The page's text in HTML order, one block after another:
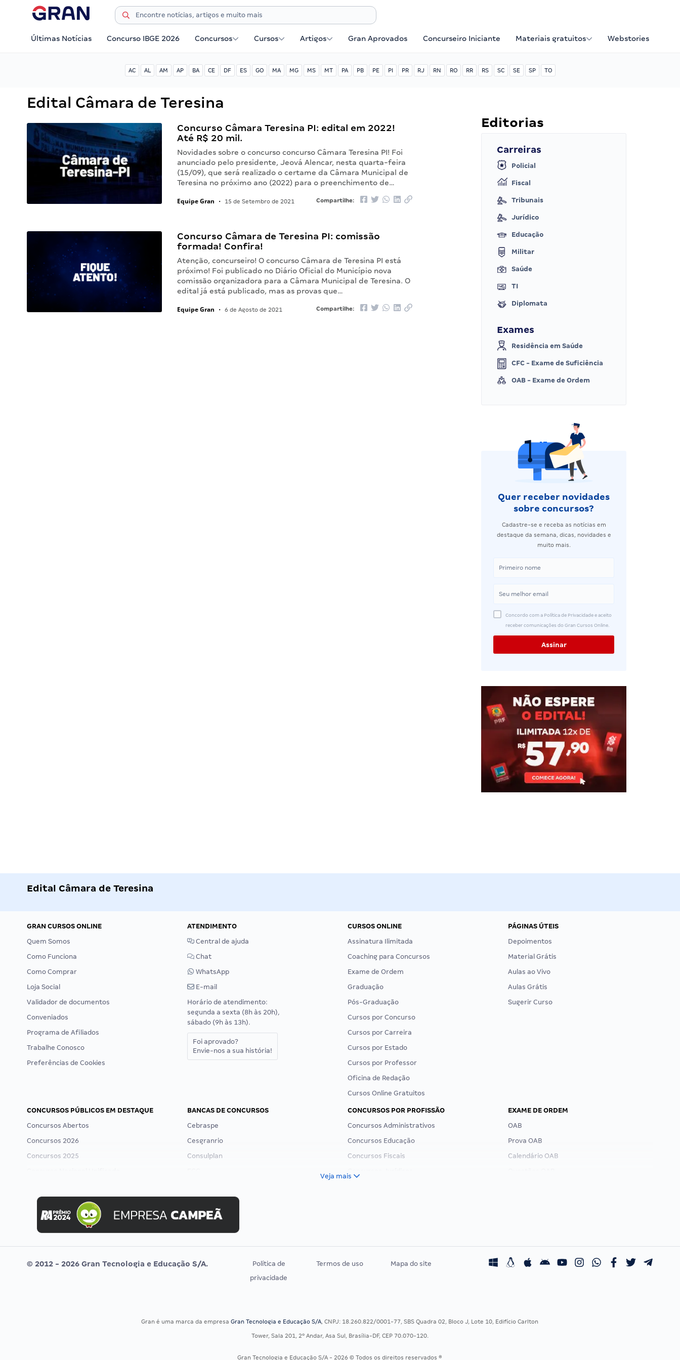
Últimas Notícias Concurso IBGE 2026 Concursos Cursos Artigos Gran Aprovados Concurseiro Iniciante Materiais gratuitos Webstories
AC AL AM AP BA CE DF ES GO MA MG MS MT PA PB PE PI PR RJ RN RO RR RS SC SE SP TO
Edital Câmara de Teresina
Concurso Câmara Teresina PI: edital em 2022!
Até R$ 20 mil.
Novidades sobre o concurso concurso Câmara Teresina PI! Foi
anunciado pelo presidente, Jeová Alencar, nesta quarta-feira
(15/09), que será realizado o certame da Câmara Municipal de
Teresina no próximo ano (2022) para o preenchimento de…
Equipe Gran • 15 de Setembro de 2021 Compartilhe:
Concurso Câmara de Teresina PI: comissão
formada! Confira!
Atenção, concurseiro! O concurso Câmara de Teresina PI está
próximo! Foi publicado no Diário Oficial do Município nova
comissão organizadora para a Câmara Municipal de Teresina. O
edital já está publicado, mas as provas que…
Equipe Gran • 6 de Agosto de 2021 Compartilhe:
Editorias
Carreiras
Policial
Fiscal
Tribunais
Jurídico
Educação
Militar
Saúde
TI
Diplomata
Exames
Residência em Saúde
CFC - Exame de Suficiência
OAB - Exame de Ordem
Quer receber novidades
sobre concursos?
Cadastre-se e receba as notícias em
destaque da semana, dicas, novidades e
muito mais.
Concordo com a Política de Privacidade e aceito
receber comunicações do Gran Cursos Online.
Edital Câmara de Teresina
GRAN CURSOS ONLINE
Quem Somos
Como Funciona
Como Comprar
Loja Social
Validador de documentos
Conveniados
Programa de Afiliados
Trabalhe Conosco
Preferências de Cookies
ATENDIMENTO
Central de ajuda
Chat
WhatsApp
E-mail
Horário de atendimento:
segunda a sexta (8h às 20h),
sábado (9h às 13h).
Foi aprovado?
Envie-nos a sua história!
CURSOS ONLINE
Assinatura Ilimitada
Coaching para Concursos
Exame de Ordem
Graduação
Pós-Graduação
Cursos por Concurso
Cursos por Carreira
Cursos por Estado
Cursos por Professor
Oficina de Redação
Cursos Online Gratuitos
PÁGINAS ÚTEIS
Depoimentos
Material Grátis
Aulas ao Vivo
Aulas Grátis
Sugerir Curso
CONCURSOS PÚBLICOS EM DESTAQUE
Concursos Abertos
Concursos 2026
Concursos 2025
Concurso MPU
Editais publicados
BANCAS DE CONCURSOS
Cebraspe
Cesgranrio
Consulplan
Selecon
Uniase
Vunesp
CONCURSOS POR PROFISSÃO
Concursos Administrativos
Concursos Educação
Concursos Fiscais
Residência Multiprofissional
EXAME DE ORDEM
OAB
Prova OAB
Calendário OAB
Veja mais
© 2012 - 2026 Gran Tecnologia e Educação S/A.
Política de
privacidade
Termos de uso Mapa do site
Gran é uma marca da empresaGran Tecnologia e Educação S/A, CNPJ: 18.260.822/0001-77, SBS Quadra 02, Bloco J, Lote 10, Edifício Carlton
Tower, Sala 201, 2º Andar, Asa Sul, Brasília-DF, CEP 70.070-120.
Gran Tecnologia e Educação S/A - 2026 © Todos os direitos reservados ®